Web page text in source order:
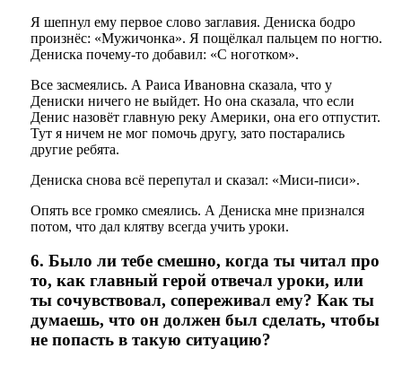
Я шепнул ему первое слово заглавия. Дениска бодро
произнёс: «Мужичонка». Я пощёлкал пальцем по ногтю.
Дениска почему-то добавил: «С ноготком».
Все засмеялись. А Раиса Ивановна сказала, что у
Дениски ничего не выйдет. Но она сказала, что если
Денис назовёт главную реку Америки, она его отпустит.
Тут я ничем не мог помочь другу, зато постарались
другие ребята.
Дениска снова всё перепутал и сказал: «Миси-писи».
Опять все громко смеялись. А Дениска мне признался
потом, что дал клятву всегда учить уроки.
6. Было ли тебе смешно, когда ты читал про
то, как главный герой отвечал уроки, или
ты сочувствовал, сопереживал ему? Как ты
думаешь, что он должен был сделать, чтобы
не попасть в такую ситуацию?